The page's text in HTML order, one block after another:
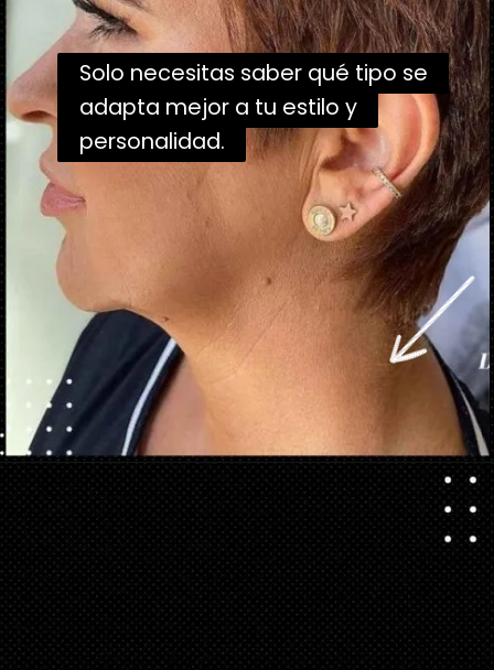
Solo necesitas saber qué tipo se
adapta mejor a tu estilo y
personalidad.
Solo necesitas saber qué tipo se
adapta mejor a tu estilo y
personalidad.
Abriendo...